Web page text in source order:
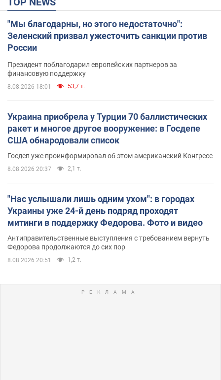
"Мы благодарны, но этого недостаточно":
Зеленский призвал ужесточить санкции против
России
Президент поблагодарил европейских партнеров за
финансовую поддержку
8.08.2026 18:01 53,7 т.
Украина приобрела у Турции 70 баллистических
ракет и многое другое вооружение: в Госдепе
США обнародовали список
Госдеп уже проинформировал об этом американский Конгресс
8.08.2026 20:37 2,1 т.
"Нас услышали лишь одним ухом": в городах
Украины уже 24-й день подряд проходят
митинги в поддержку Федорова. Фото и видео
Антиправительственные выступления с требованием вернуть
Федорова продолжаются до сих пор
8.08.2026 20:51 1,2 т.